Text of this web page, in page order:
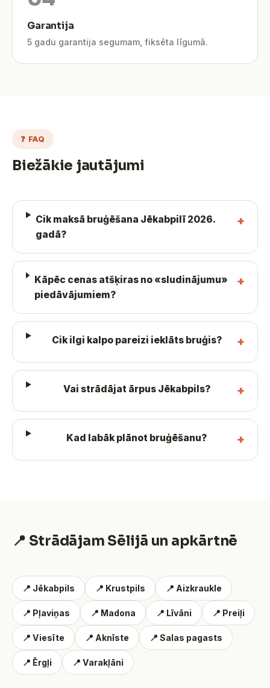
Garantija
5 gadu garantija segumam, fiksēta līgumā.
❓ FAQ
Biežākie jautājumi
Cik maksā bruģēšana Jēkabpilī 2026.
gadā?
Kāpēc cenas atšķiras no «sludinājumu»
piedāvājumiem?
Cik ilgi kalpo pareizi ieklāts bruģis?
Vai strādājat ārpus Jēkabpils?
Kad labāk plānot bruģēšanu?
📍 Strādājam Sēlijā un apkārtnē
📍 Jēkabpils 📍 Krustpils 📍 Aizkraukle
📍 Pļaviņas 📍 Madona 📍 Līvāni 📍 Preiļi
📍 Viesīte 📍 Aknīste 📍 Salas pagasts
📍 Ērgļi 📍 Varakļāni